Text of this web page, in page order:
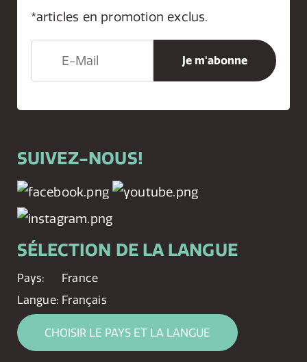
*articles en promotion exclus.
SUIVEZ-NOUS!
SÉLECTION DE LA LANGUE
Pays:
France
Langue: Français
CHOISIR LE PAYS ET LA LANGUE